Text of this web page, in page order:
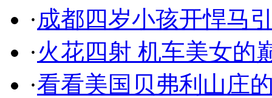
·成都四岁小孩开悍马
·火花四射 机车美女的
·看看美国贝弗利山庄